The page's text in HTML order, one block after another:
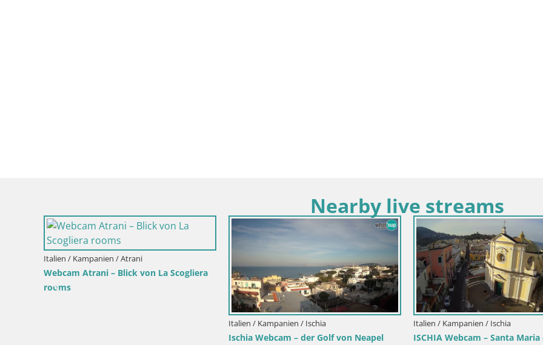
Nearby live streams
Italien / Kampanien / Atrani
Webcam Atrani – Blick von La Scogliera
rooms
Italien / Kampanien / Ischia
Ischia Webcam – der Golf von Neapel
Italien / Kampanien / Ischia
ISCHIA Webcam – Santa